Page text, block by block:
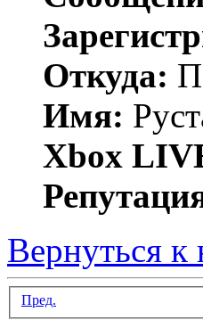
Откуда:
Имя:
Xbox
Вернуться к
Пред.